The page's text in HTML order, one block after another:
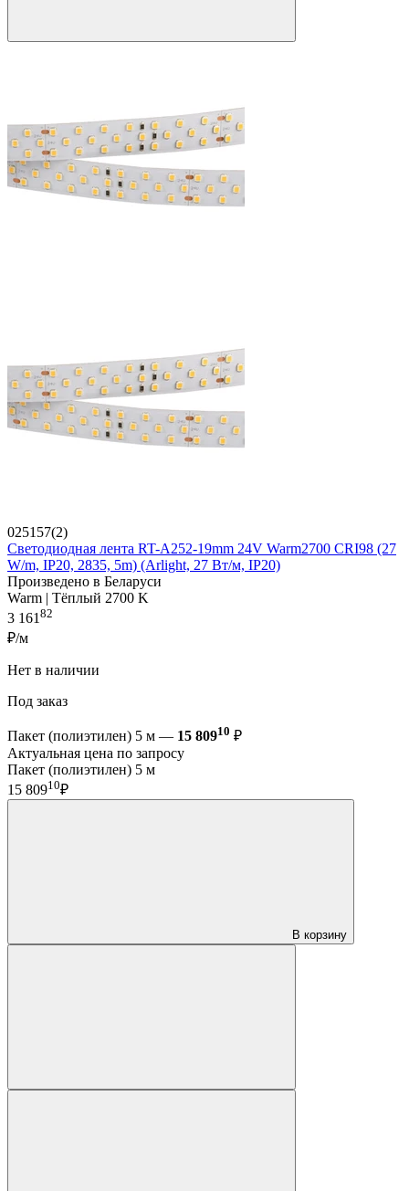
025157(2)
Светодиодная лента RT-A252-19mm 24V Warm2700 CRI98 (27
W/m, IP20, 2835, 5m) (Arlight, 27 Вт/м, IP20)
Произведено в Беларуси
Warm | Тёплый 2700 K
3 16182
₽/м
Нет в наличии
Под заказ
Пакет (полиэтилен) 5 м — 15 80910 ₽
Актуальная цена по запросу
Пакет (полиэтилен) 5 м
15 80910₽
В корзину